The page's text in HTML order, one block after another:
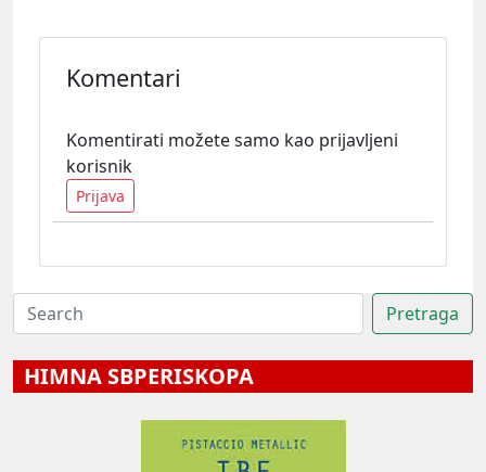
Komentari
Komentirati možete samo kao prijavljeni
korisnik
Prijava
HIMNA SBPERISKOPA